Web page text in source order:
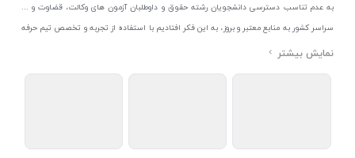
به عدم تناسب دسترسی دانشجویان رشته حقوق و داوطلبان آزمون های وکالت، قضاوت و ...
سراسر کشور به منابع معتبر و بروز، به این فکر افتادیم با استفاده از تجربه و تخصص تیم حرفه
ای اختبار خدمتی جدید به جامعه حقوقی ایران ارائه کنیم. به این منظور با راه اندازی و تجهیز
اتحادیه ناشران و کتابفروشان تهران به منظور ارائه مطمئن ترین خدمات مجموعه بسیار کامل و